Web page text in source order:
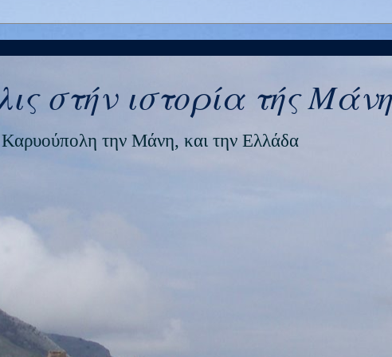
στήν ιστορία τής
Καρυούπολη την Μάνη, και την Ελλάδα